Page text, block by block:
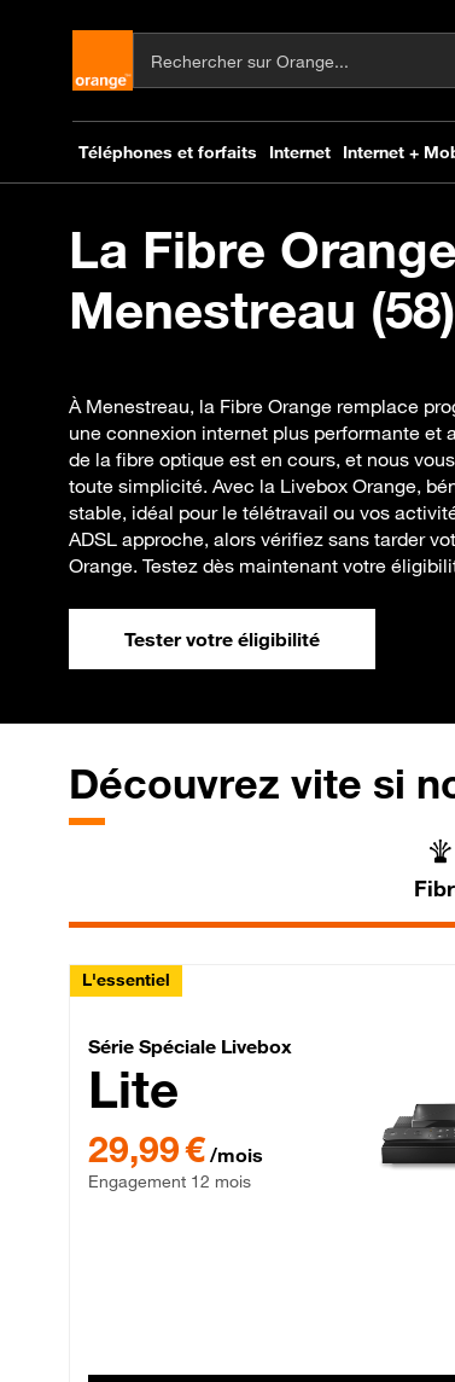
La Fibre
Menestreau
À Menestreau, la Fibre Orange remplace
une connexion internet plus performante et
de la fibre optique est en cours, et nous
toute simplicité. Avec la Livebox Orange,
stable, idéal pour le télétravail ou vos
ADSL approche, alors vérifiez sans tarder
Orange. Testez dès maintenant votre
Tester votre éligibilité
Découvrez vite si
L'essentiel
Série Spéciale
Série Spéciale Livebox
Lite
29,99 € par mois , Engagement 12 mois
29,99 € /mois
Engagement 12 mois